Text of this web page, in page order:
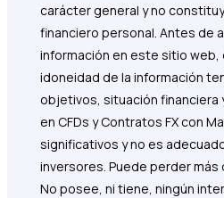
carácter general y no
financiero personal. Antes de
información en este sitio web,
idoneidad de la información
objetivos, situación financiera
en CFDs y Contratos FX con
significativos y no es
inversores. Puede perder más
No posee, ni tiene, ningún